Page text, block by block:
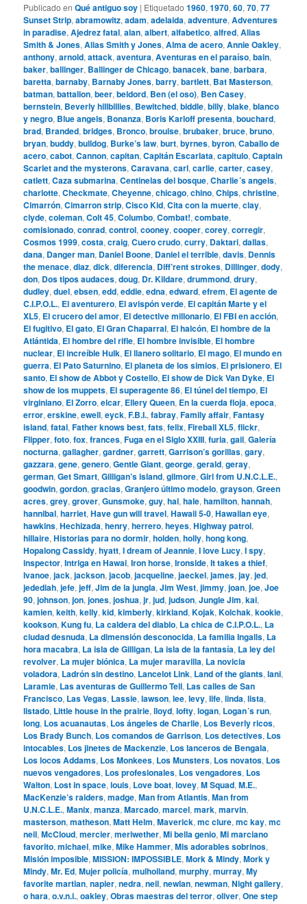
Publicado en Qué antiguo soy | Etiquetado 1960,1970,60,70,77
Sunset Strip,abramowitz,adam,adelaida,adventure,Adventures
in paradise,Ajedrez fatal,alan,albert,alfabetico,alfred,Alias
Smith & Jones,Alias Smith y Jones,Alma de acero,Annie Oakley,
anthony,arnold,attack,aventura,Aventuras en el paraíso,bain,
baker,ballinger, Ballinger de Chicago,banacek,bane,barbara,
baretta,barnaby, Barnaby Jones,barry,bartlett, Bat Masterson,
batman,battalion,beer,beldord, Ben (el oso), Ben Casey,
bernstein, Beverly hillbillies, Bewitched,biddle,billy,blake,blanco
y negro, Blue angels, Bonanza, Boris Karloff presenta,bouchard,
brad, Branded,bridges, Bronco,brouise,brubaker,bruce,bruno,
bryan,buddy,bulldog, Burke’s law,burt,byrnes,byron,Caballo de
acero,cabot,Cannon,capitan,Capitán Escarlata,capitulo,Captain
Scarlet and the mysterons,Caravana,carl,carlie,carter,casey,
catlett,Caza submarina,Centinelas del bosque,Charlie´s angels,
charlotte,Checkmate,Cheyenne,chicago,chino,Chips,christine,
Cimarrón,Cimarron strip,Cisco Kid,Cita con la muerte,clay,
clyde,coleman,Colt 45,Columbo,Combat!,combate,
comisionado,conrad,control,cooney,cooper,corey,corregir,
Cosmos 1999,costa,craig,Cuero crudo,curry, Daktari,dallas,
dana, Danger man, Daniel Boone, Daniel el terrible,davis, Dennis
the menace,diaz,dick,diferencia, Diff’rent strokes, Dillinger,dody,
don, Dos tipos audaces,doug, Dr. Kildare,drummond,drury,
dudley,duel,ebsen,edd,eddie,edna,edward,efrem, El agente de
C.I.P.O.L., El aventurero, El avispón verde, El capitán Marte y el
XL5, El crucero del amor, El detective millonario, El FBI en acción,
El fugitivo, El gato, El Gran Chaparral, El halcón, El hombre de la
Atlántida, El hombre del rifle, El hombre invisible, El hombre
nuclear, El increíble Hulk, El llanero solitario, El mago, El mundo en
guerra, El Pato Saturnino, El planeta de los simios, El prisionero, El
santo, El show de Abbot y Costello, El show de Dick Van Dyke, El
show de los muppets, El superagente 86, El túnel del tiempo, El
virginiano, El Zorro,elcar, Ellery Queen, En la cuerda floja,epoca,
error,erskine,ewell,eyck,F.B.I.,fabray,Family affair,Fantasy
island,fatal,Father knows best,fats,felix,Fireball XL5,flickr,
Flipper,foto,fox,frances,Fuga en el Siglo XXIII,furia,gail,Galería
nocturna,gallagher,gardner,garrett,Garrison’s gorillas,gary,
gazzara,gene,genero,Gentle Giant,george,gerald,geray,
german,Get Smart,Gilligan’s island,gilmore,Girl from U.N.C.L.E.,
goodwin,gordon,gracias,Granjero último modelo,grayson,Green
acres,grey,grover,Gunsmoke,guy,hal,hale,hamilton,hannah,
hannibal,harriet,Have gun will travel,Hawaii 5-0,Hawaiian eye,
hawkins,Hechizada,henry,herrero,heyes,Highway patrol,
hillaire,Historias para no dormir,holden,holly,hong kong,
Hopalong Cassidy,hyatt,I dream of Jeannie,I love Lucy,I spy,
inspector,Intriga en Hawai,Iron horse,Ironside,It takes a thief,
Ivanoe,jack,jackson,jacob,jacqueline,jaeckel,james,jay,jed,
jedediah,jefe,jeff,Jim de la jungla,Jim West,jimmy,joan,joe,Joe
90,johnson,jon,jones,joshua,jr,jud,judson,Jungle Jim,kai,
kamien,keith,kelly,kid,kimberly,kirkland,Kojak,Kolchak,kookie,
kookson,Kung fu, La caldera del diablo, La chica de C.I.P.O.L., La
ciudad desnuda, La dimensión desconocida, La familia Ingalls, La
hora macabra, La isla de Gilligan, La isla de la fantasía, La ley del
revolver, La mujer biónica, La mujer maravilla, La novicia
voladora, Ladrón sin destino, Lancelot Link, Land of the giants,lani,
Laramie, Las aventuras de Guillermo Tell, Las calles de San
Francisco, Las Vegas, Lassie,lawson,lee,levy,life,linda,lista,
listado, Little house in the prairie,lloyd,lofty,logan, Logan´s run,
long, Los acuanautas, Los ángeles de Charlie, Los Beverly ricos,
Los Brady Bunch, Los comandos de Garrison, Los detectives, Los
intocables, Los jinetes de Mackenzie, Los lanceros de Bengala,
Los locos Addams, Los Monkees, Los Munsters, Los novatos, Los
nuevos vengadores, Los profesionales, Los vengadores, Los
Walton, Lost in space,louis, Love boat,lovey,M Squad,M.E.,
MacKenzie’s raiders,madge,Man from Atlantis,Man from
U.N.C.L.E.,Manix,manza,Marcado,marcel,mark,marvin,
masterson,matheson,Matt Helm,Maverick,mc clure,mc kay,mc
neil,McCloud,mercier,meriwether,Mi bella genio,Mi marciano
favorito,michael,mike,Mike Hammer,Mis adorables sobrinos,
Misión imposible,MISSION: IMPOSSIBLE,Mork & Mindy,Mork y
Mindy,Mr. Ed,Mujer policía,mulholland,murphy,murray,My
favorite martian,napier,nedra,neil,newlan,newman,Night gallery,
o hara,o.v.n.i.,oakley,Obras maestras del terror,oliver,One step